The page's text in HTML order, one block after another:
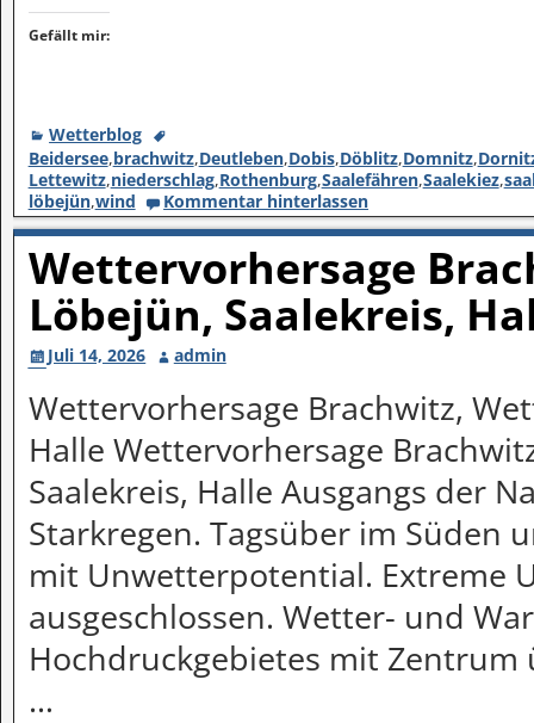
Gefällt mir:
Wetterblog
Beidersee,brachwitz,Deutleben,Dobis,Döblitz,Domnitz,
Lettewitz,niederschlag,Rothenburg,Saalefähren,Saalekiez,
löbejün,wind Kommentar hinterlassen
Wettervorhersage
Löbejün, Saalekreis,
Juli 14, 2026 admin
Wettervorhersage Brachwitz,
Halle Wettervorhersage
Saalekreis, Halle Ausgangs der
Starkregen. Tagsüber im Süden
mit Unwetterpotential. Extreme
ausgeschlossen. Wetter- und
Hochdruckgebietes mit
…